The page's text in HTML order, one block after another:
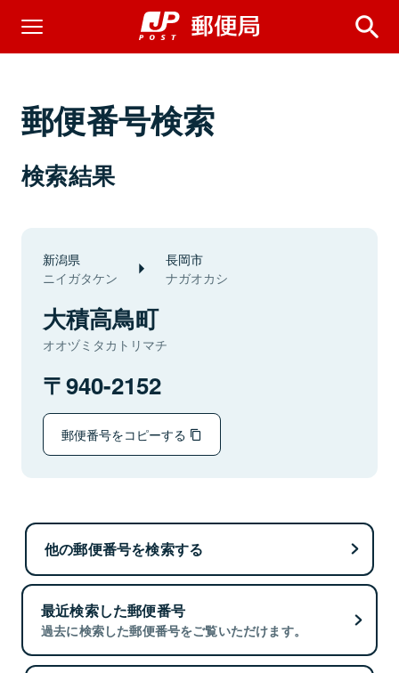
郵便番号検索
検索結果
新潟県
ニイガタケン
長岡市
ナガオカシ
大積高鳥町
オオヅミタカトリマチ
940-2152
郵便番号をコピーする
他の郵便番号を検索する
最近検索した郵便番号
過去に検索した郵便番号をご覧いただけます。